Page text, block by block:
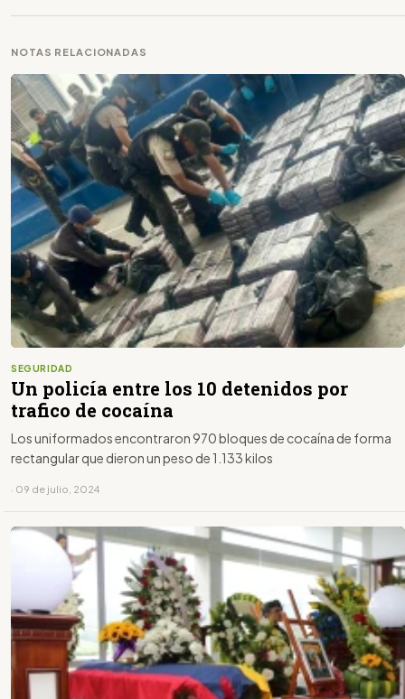
NOTAS RELACIONADAS
SEGURIDAD
Un policía entre los 10 detenidos por
trafico de cocaína
Los uniformados encontraron 970 bloques de cocaína de forma
rectangular que dieron un peso de 1.133 kilos
· 09 de julio, 2024